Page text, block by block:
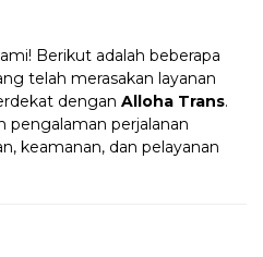
Berikut adalah beberapa
telah merasakan layanan
dengan Alloha Trans.
pengalaman perjalanan
keamanan, dan pelayanan